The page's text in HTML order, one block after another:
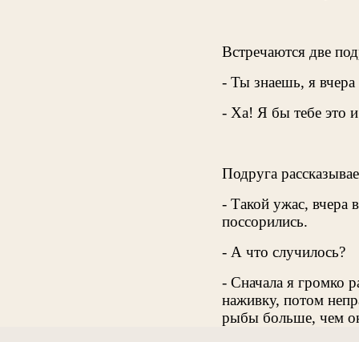
Встречаются две
- Ты знаешь, я вчера
- Ха! Я бы тебе это и
Подруга
- Такой ужас, вчера
поссорились.
- А что случилось?
- Сначала я громко
наживку, потом
рыбы больше, чем